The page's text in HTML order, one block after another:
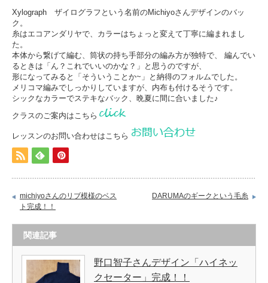
Xylograph ザイログラフという名前のMichiyoさんデザインのバッ
ク。
糸はエコアンダリヤで、カラーはちょっと変えて丁寧に編まれまし
た。
本体から繋げて編む、筒状の持ち手部分の編み方が独特で、 編んでい
るときは「ん？これでいいのかな？」と思うのですが、
形になってみると「そういうことか~」と納得のフォルムでした。
メリコマ編みでしっかりしていますが、内布も付けるそうです。
シックなカラーでステキなバック、晩夏に間に合いました♪
クラスのご案内はこちら
レッスンのお問い合わせはこちら
michiyoさんのリブ模様のベス
ト完成！！
DARUMAのギークという毛糸
関連記事
野口智子さんデザイン「ハイネッ
クセーター」完成！！